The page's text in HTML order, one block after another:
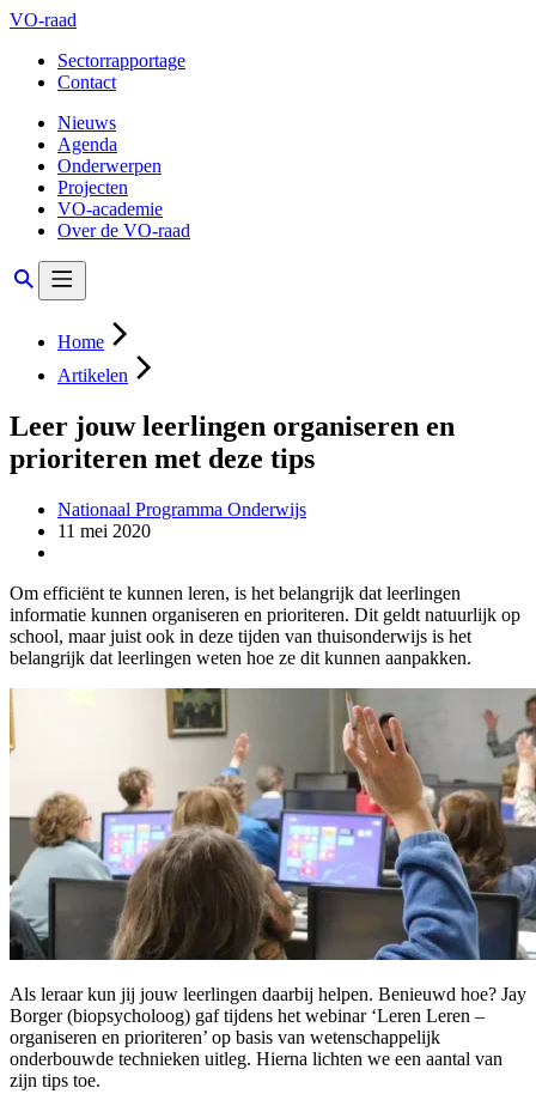
VO-raad
Sectorrapportage
Contact
Nieuws
Agenda
Onderwerpen
Projecten
VO-academie
Over de VO-raad
Home
Artikelen
Leer jouw leerlingen organiseren en
prioriteren met deze tips
Nationaal Programma Onderwijs
11 mei 2020
Om efficiënt te kunnen leren, is het belangrijk dat leerlingen
informatie kunnen organiseren en prioriteren. Dit geldt natuurlijk op
school, maar juist ook in deze tijden van thuisonderwijs is het
belangrijk dat leerlingen weten hoe ze dit kunnen aanpakken.
Als leraar kun jij jouw leerlingen daarbij helpen. Benieuwd hoe? Jay
Borger (biopsycholoog) gaf tijdens het webinar ‘Leren Leren –
organiseren en prioriteren’ op basis van wetenschappelijk
onderbouwde technieken uitleg. Hierna lichten we een aantal van
zijn tips toe.